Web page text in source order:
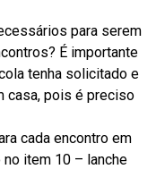
para serem
É importante
tenha solicitado e
casa, pois é preciso
cada encontro em
item 10 – lanche